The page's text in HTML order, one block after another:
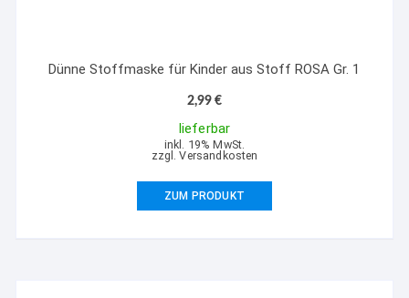
Dünne Stoffmaske für Kinder aus Stoff ROSA Gr. 1
2,99€
lieferbar
inkl. 19% MwSt.
zzgl. Versandkosten
ZUM PRODUKT